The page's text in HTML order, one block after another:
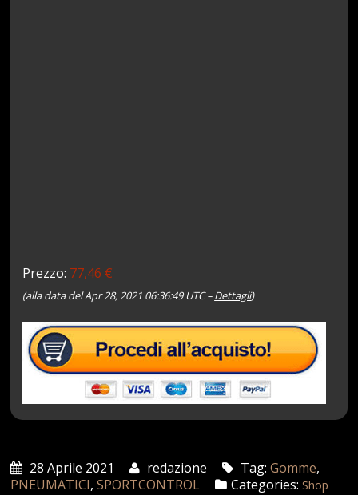
Prezzo: 77,46 €
(alla data del Apr 28, 2021 06:36:49 UTC –Dettagli)
28 Aprile 2021 redazione Tag:Gomme,
PNEUMATICI,SPORTCONTROL Categories: Shop